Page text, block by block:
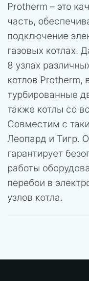
Protherm – это
часть,
подключение
газовых котлах.
8 узлах
котлов
турбированные
также котлы со
Совместим с
Леопард и Тигр.
гарантирует
работы
перебои в
узлов котла.